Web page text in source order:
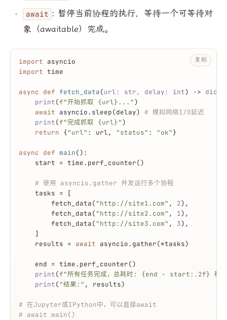
await : 暂停当前协程的执行，等待一个可等待对
象（awaitable）完成。
import asyncio
import time
async def fetch_data(url: str, delay: int) -> dict
print(f"开始抓取 {url}...")
await asyncio.sleep(delay) # 模拟网络I/O延迟
print(f"完成抓取 {url}")
return {"url" : url, "status" : "ok"}
async def main():
    start = time.perf_counter()
# 使用 asyncio.gather 并发运行多个协程
    tasks = [
        fetch_data(
"http://site1.com" , 2),
        fetch_data(
"http://site2.com" , 1),
        fetch_data(
"http://site3.com" , 3),
    ]
    results =
await asyncio.gather(*tasks)
    end = time.perf_counter()
print(f"所有任务完成，总耗时: {end - start: .2f} 秒"
print("结果:" , results)
# 在Jupyter或IPython中，可以直接await
# await main()
复制